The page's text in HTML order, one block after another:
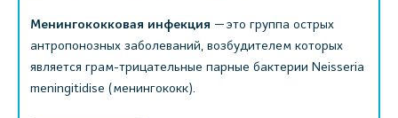
Менингококковая инфекция — это группа острых
антропонозных заболеваний, возбудителем которых
является грам-трицательные парные бактерии Neisseria
meningitidise (менингококк).